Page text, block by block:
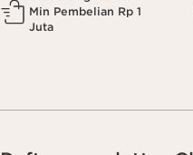
Min Pembelian Rp 1
Juta